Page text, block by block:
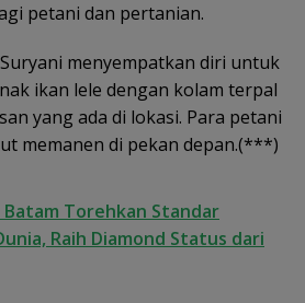
petani dan pertanian.
menyempatkan diri untuk
ikan lele dengan kolam terpal
yang ada di lokasi. Para petani
memanen di pekan depan.(***)
Batam Torehkan Standar
Raih Diamond Status dari